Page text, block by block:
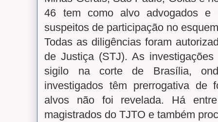
46 tem como alvo advogados e
suspeitos de participação no
Todas as diligências foram
de Justiça (STJ). As
sigilo na corte de Brasília,
investigados têm prerrogativa de
alvos não foi revelada. Há
magistrados do TJTO e também